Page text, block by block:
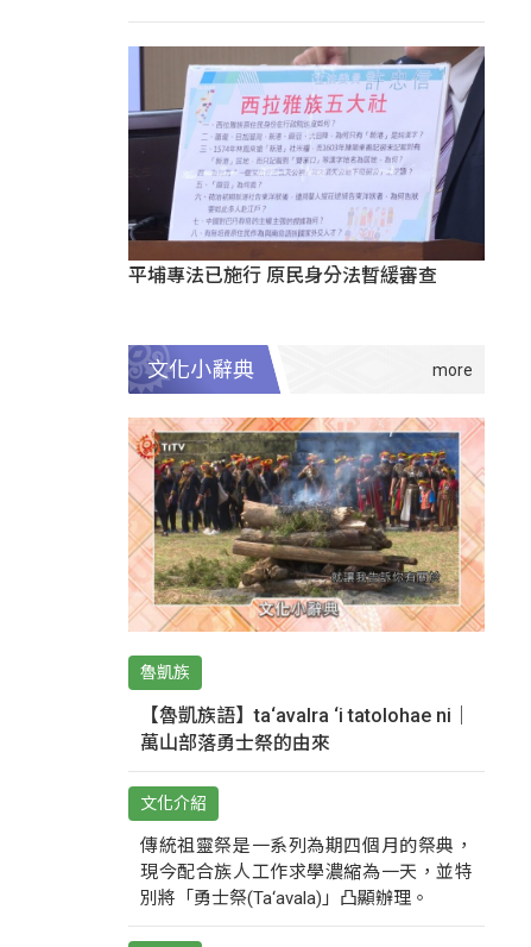
平埔專法已施行 原民身分法暫緩審查
文化小辭典
魯凱族
【魯凱族語】ta‘avalra ‘i tatolohae ni｜
萬山部落勇士祭的由來
文化介紹
傳統祖靈祭是一系列為期四個月的祭典，
現今配合族人工作求學濃縮為一天，並特
別將「勇士祭(Ta‘avala)」凸顯辦理。